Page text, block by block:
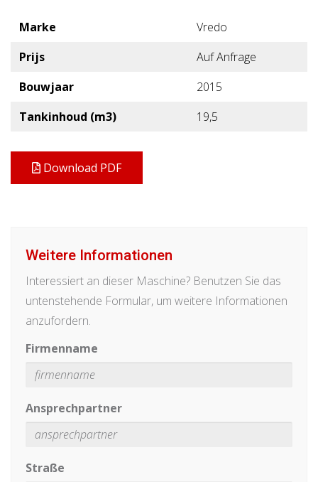
Marke
Vredo
Prijs
Auf Anfrage
Bouwjaar
2015
Tankinhoud (m3)
19,5
Download PDF
Weitere Informationen
Interessiert an dieser Maschine? Benutzen Sie das
untenstehende Formular, um weitere Informationen
anzufordern.
Firmenname
Ansprechpartner
Straße